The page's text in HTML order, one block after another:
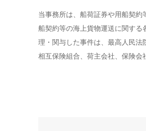
当事務所は、船荷証券や用船契
船契約等の海上貨物運送に関す
理・関与した事件は、最高人民
相互保険組合、荷主会社、保険会